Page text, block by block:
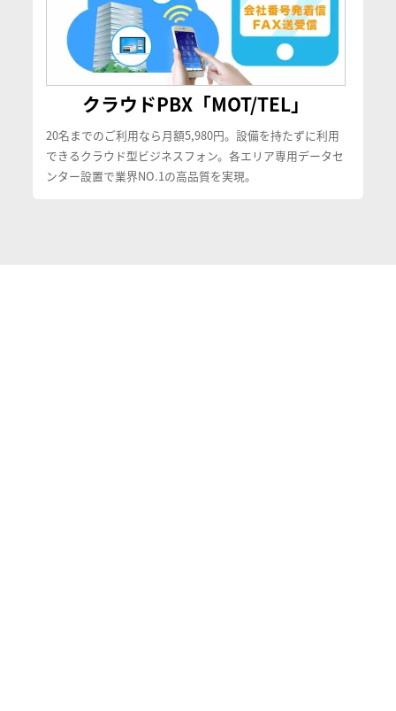
クラウドPBX「MOT/TEL」
20名までのご利用なら月額5,980円。設備を持たずに利用
できるクラウド型ビジネスフォン。各エリア専用データセ
ンター設置で業界NO.1の高品質を実現。